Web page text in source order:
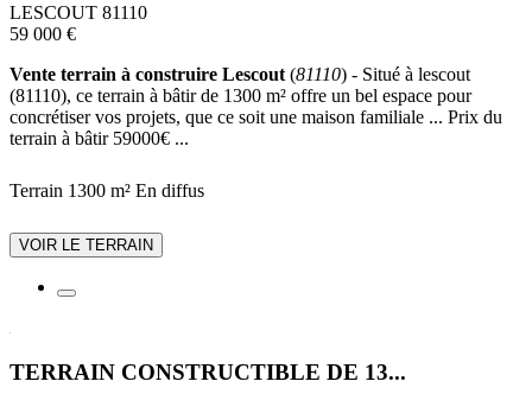
LESCOUT 81110
59 000 €
Vente terrain à construire Lescout (81110) - Situé à lescout
(81110), ce terrain à bâtir de 1300 m² offre un bel espace pour
concrétiser vos projets, que ce soit une maison familiale ... Prix du
terrain à bâtir 59000€ ...
Terrain 1300 m² En diffus
VOIR LE TERRAIN
TERRAIN CONSTRUCTIBLE DE 13...